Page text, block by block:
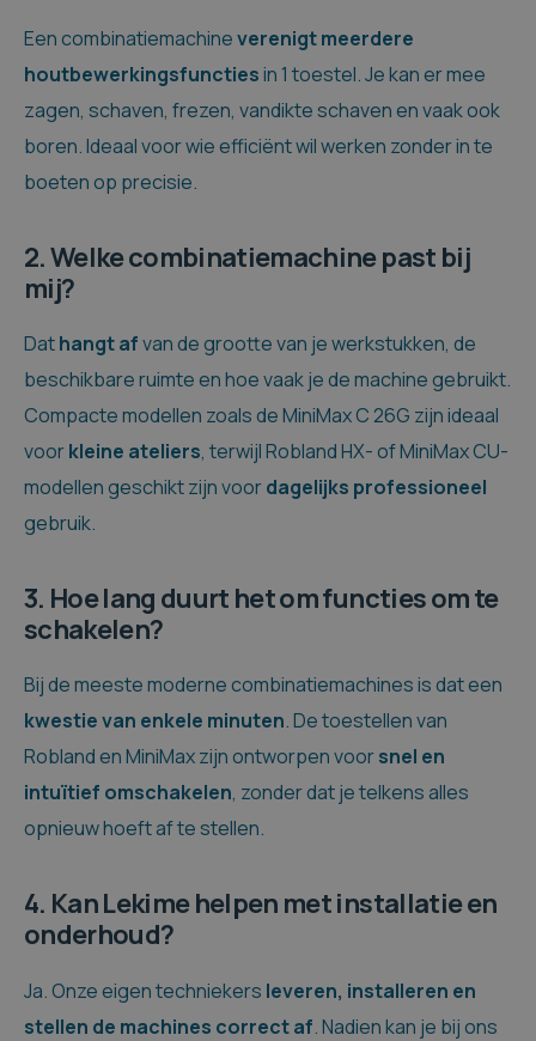
Een combinatiemachineverenigt meerdere
houtbewerkingsfunctiesin 1 toestel. Je kan er mee
zagen, schaven, frezen, vandikte schaven en vaak ook
boren. Ideaal voor wie efficiënt wil werken zonder in te
boeten op precisie.
2. Welke combinatiemachine past bij
mij?
Dathangt afvan de grootte van je werkstukken, de
beschikbare ruimte en hoe vaak je de machine gebruikt.
Compacte modellen zoals de MiniMax C 26G zijn ideaal
voorkleine ateliers, terwijl Robland HX- of MiniMax CU-
modellen geschikt zijn voordagelijks professioneel
gebruik.
3. Hoe lang duurt het om functies om te
schakelen?
Bij de meeste moderne combinatiemachines is dat een
kwestie van enkele minuten. De toestellen van
Robland en MiniMax zijn ontworpen voorsnel en
intuïtief omschakelen, zonder dat je telkens alles
opnieuw hoeft af te stellen.
4. Kan Lekime helpen met installatie en
onderhoud?
Ja. Onze eigen techniekers leveren, installeren en
stellen de machines correct af. Nadien kan je bij ons